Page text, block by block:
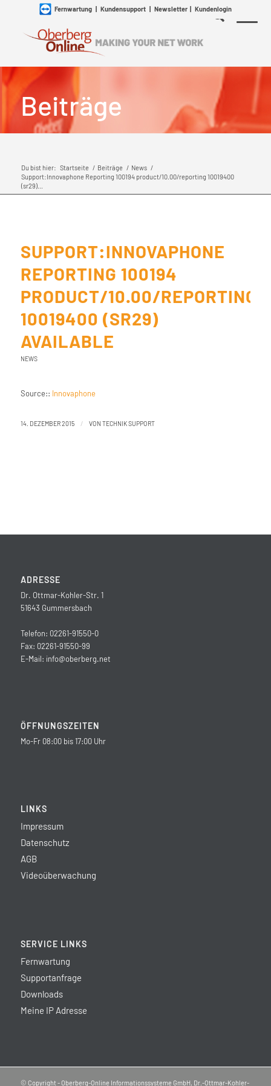
Fernwartung| Kundensupport| Newsletter| Kundenlogin
Beiträge
Du bist hier: Startseite / Beiträge / News /
Support:Innovaphone Reporting 100194 product/10.00/reporting 10019400
(sr29)...
SUPPORT:INNOVAPHONE
REPORTING 100194
PRODUCT/10.00/REPORTING
10019400 (SR29)
AVAILABLE
NEWS
Source:: Innovaphone
14. DEZEMBER 2015 / VON TECHNIK SUPPORT
ADRESSE
Dr. Ottmar-Kohler-Str. 1
51643 Gummersbach
Telefon: 02261-91550-0
Fax: 02261-91550-99
E-Mail: info@oberberg.net
ÖFFNUNGSZEITEN
Mo-Fr 08:00 bis 17:00 Uhr
LINKS
Impressum
Datenschutz
AGB
Videoüberwachung
SERVICE LINKS
Fernwartung
Supportanfrage
Downloads
Meine IP Adresse
© Copyright - Oberberg-Online Informationssysteme GmbH, Dr.-Ottmar-Kohler-